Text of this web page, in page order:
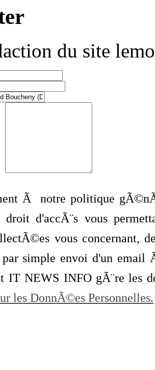
du site
Ã notre politique
droit d'accÃ¨s vous
vous concernant,
par simple envoi d'un
IT NEWS INFO gÃ¨re les
les DonnÃ©es Personnelles.